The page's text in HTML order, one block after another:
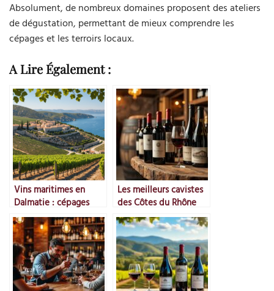
Absolument, de nombreux domaines proposent des ateliers
de dégustation, permettant de mieux comprendre les
cépages et les terroirs locaux.
A Lire Également :
Vins maritimes en
Dalmatie : cépages
blancs et vignobles
baignés de soleil
Les meilleurs cavistes
des Côtes du Rhône